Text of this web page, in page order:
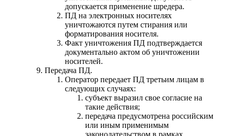
допускается применение шредера.
ПД на электронных носителях
уничтожаются путем стирания или
форматирования носителя.
Факт уничтожения ПД подтверждается
документально актом об уничтожении
носителей.
Передача ПД.
Оператор передает ПД третьим лицам в
следующих случаях:
субъект выразил свое согласие на
такие действия;
передача предусмотрена российским
или иным применимым
законодательством в рамках